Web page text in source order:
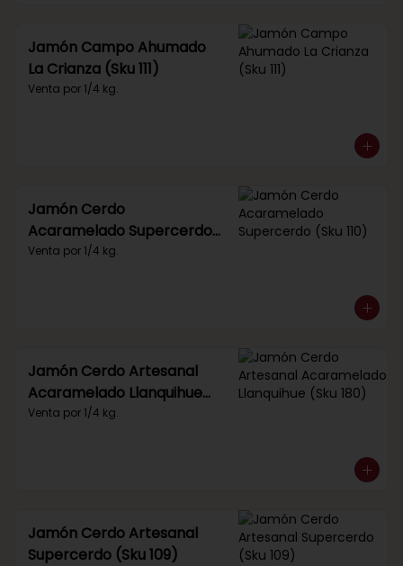
Jamón Campo Ahumado
La Crianza (Sku 111)
Venta por 1/4 kg.
Jamón Cerdo
Acaramelado Supercerdo
(Sku 110)
Venta por 1/4 kg.
Jamón Cerdo Artesanal
Acaramelado Llanquihue
(Sku 180)
Venta por 1/4 kg.
Jamón Cerdo Artesanal
Supercerdo (Sku 109)